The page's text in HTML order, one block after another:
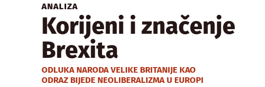
ANALIZA
Korijeni i značenje
Brexita
ODLUKA NARODA VELIKE BRITANIJE KAO
ODRAZ BIJEDE NEOLIBERALIZMA U EUROPI